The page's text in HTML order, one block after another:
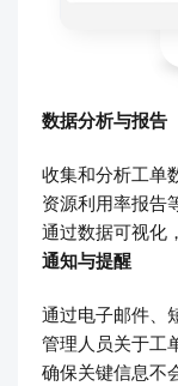
数据分析与报告
收集和分析工单
资源利用率报告
通过数据可视化
通知与提醒
通过电子邮件、
管理人员关于工
确保关键信息不